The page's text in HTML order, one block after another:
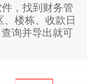
，找到财务管
楼栋、收款日
询并导出就可